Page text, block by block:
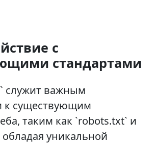
с
стандартами
служит важным
к существующим
таким как `robots.txt` и
уникальной